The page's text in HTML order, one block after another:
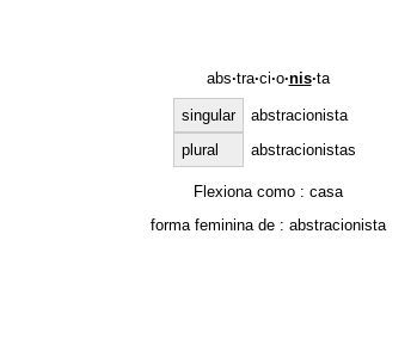
abs·tra·ci·o·nis·ta
singular
abstracionista
plural
abstracionistas
Flexiona como : casa
forma feminina de : abstracionista